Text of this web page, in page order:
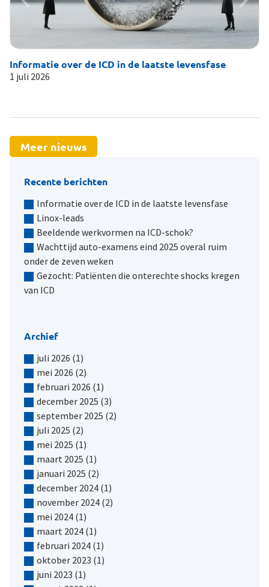
Recente berichten
Informatie over de ICD in de laatste levensfase
Linox-leads
Beeldende werkvormen na ICD-schok?
Wachttijd auto-examens eind 2025 overal ruim
onder de zeven weken
Gezocht: Patiënten die onterechte shocks kregen
van ICD
Archief
juli 2026 (1)
mei 2026 (2)
februari 2026 (1)
december 2025 (3)
september 2025 (2)
juli 2025 (2)
mei 2025 (1)
maart 2025 (1)
januari 2025 (2)
december 2024(1)
november 2024(2)
mei 2024(1)
maart 2024(1)
februari 2024(1)
oktober 2023 (1)
juni 2023 (1)
Informatie over de ICD in de laatste levensfase
1 juli 2026
Meer nieuws